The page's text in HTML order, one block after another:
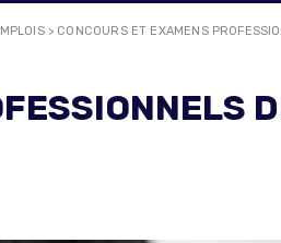
> CONCOURS ET EXAMENS